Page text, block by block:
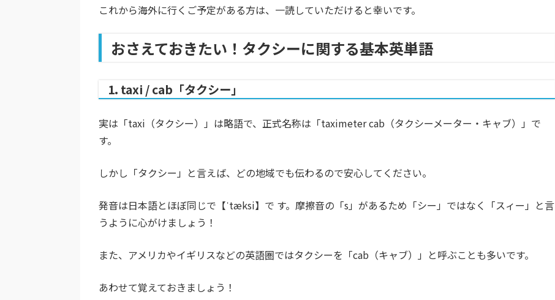
これから海外に行くご予定がある方は、一読していただけると幸いです。
おさえておきたい！タクシーに関する基本英単語
1. taxi / cab「タクシー」
実は「taxi（タクシー）」は略語で、正式名称は「taximeter cab（タクシーメーター・キャブ）」で
す。
しかし「タクシー」と言えば、どの地域でも伝わるので安心してください。
発音は日本語とほぼ同じで【ˈtæksi】で す。摩擦音の「s」があるため「シー」ではなく「スィー」と言
うように心がけましょう！
また、アメリカやイギリスなどの英語圏ではタクシーを「cab（キャブ）」と呼ぶことも多いです。
あわせて覚えておきましょう！